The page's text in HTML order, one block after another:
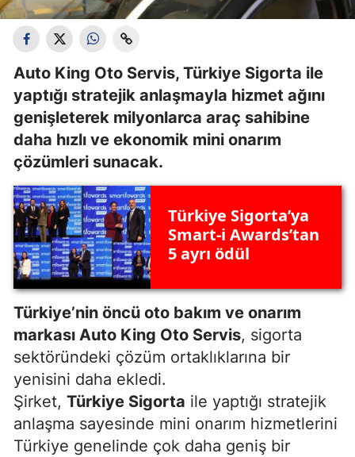
Auto King Oto Servis, Türkiye Sigorta ile
yaptığı stratejik anlaşmayla hizmet ağını
genişleterek milyonlarca araç sahibine
daha hızlı ve ekonomik mini onarım
çözümleri sunacak.
Türkiye Sigorta’ya
Smart-i Awards’tan
5 ayrı ödül
Türkiye’nin öncü oto bakım ve onarım
markası Auto King Oto Servis, sigorta
sektöründeki çözüm ortaklıklarına bir
yenisini daha ekledi.
Şirket, Türkiye Sigorta ile yaptığı stratejik
anlaşma sayesinde mini onarım hizmetlerini
Türkiye genelinde çok daha geniş bir